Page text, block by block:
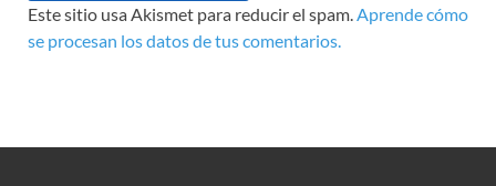
Este sitio usa Akismet para reducir el spam.Aprende cómo
se procesan los datos de tus comentarios.